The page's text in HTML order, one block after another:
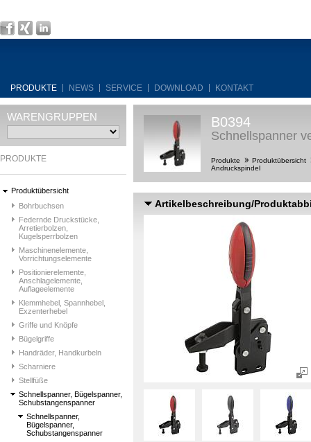
PRODUKTE NEWS SERVICE DOWNLOAD KONTAKT
WARENGRUPPEN
PRODUKTE
Produktübersicht
Bohrbuchsen
Federnde Druckstücke,
Arretierbolzen,
Kugelsperrbolzen
Maschinenelemente,
Vorrichtungselemente
Positionierelemente,
Anschlagelemente,
Auflageelemente
Klemmhebel, Spannhebel,
Exzenterhebel
Griffe und Knöpfe
Bügelgriffe
Handräder, Handkurbeln
Scharniere
Stellfüße
Schnellspanner, Bügelspanner,
Schubstangenspanner
Schnellspanner,
Bügelspanner,
Schubstangenspanner
B0394
Schnellspanner
Produkte
Produktübersicht
Andruckspindel
Artikelbeschreibung/